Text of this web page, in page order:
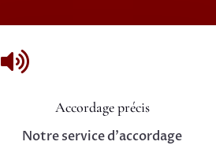

Accordage précis
Notre service d'accordage